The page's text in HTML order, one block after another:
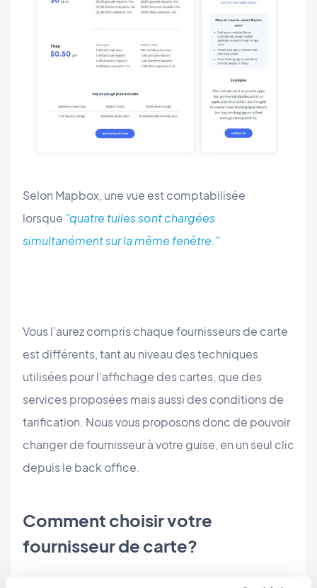
Selon Mapbox, une vue est comptabilisée
lorsque "quatre tuiles sont chargées
simultanément sur la même fenêtre."
Vous l'aurez compris chaque fournisseurs de carte
est différents, tant au niveau des techniques
utilisées pour l'affichage des cartes, que des
services proposées mais aussi des conditions de
tarification. Nous vous proposons donc de pouvoir
changer de fournisseur à votre guise, en un seul clic
depuis le back office.
Comment choisir votre
fournisseur de carte?